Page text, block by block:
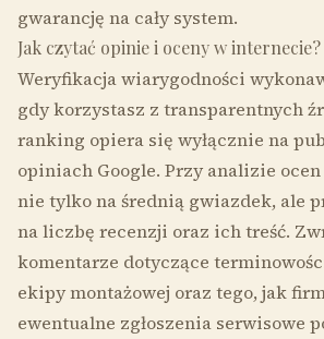
gwarancję na cały system.
Jak czytać opinie i oceny w internecie?
Weryfikacja wiarygodności
gdy korzystasz z transparentnych
ranking opiera się wyłącznie na
opiniach Google. Przy analizie
nie tylko na średnią gwiazdek, ale
na liczbę recenzji oraz ich treść.
komentarze dotyczące
ekipy montażowej oraz tego, jak
ewentualne zgłoszenia serwisowe